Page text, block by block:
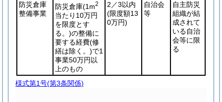
防災倉庫
整備事業
防災倉庫(1m2
当たり10万円
を限度とす
る。)の整備に
要する経費(修
繕は除く。)で1
事業50万円以
上のもの
2／3以内
(限度額13
0万円)
自治会
等
自主防災
組織が結
成されて
いる自治
会等に限
る
様式第1号(第3条関係)